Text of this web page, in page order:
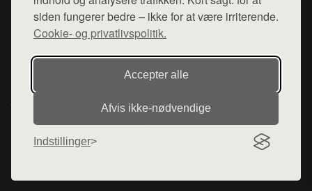
siden fungerer bedre – ikke for at være irriterende.
Cookie- og privatlivspolitik.
Accepter alle
Afvis ikke‑nødvendige
Indstillinger
Cookie- og privatlivspolitik
Denne side er en del af want.dk, der udgiver en række
hjemmesider med præsentation af forskellige produkter fra
diverse webshops. Der sælges ikke varer fra denne side - vi
henviser til de shops, som sælger varen. Vi har heller ikke
varerne på lager.